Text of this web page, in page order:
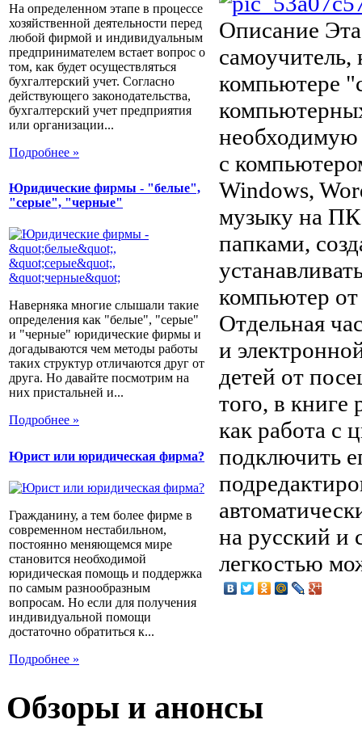
На определенном этапе в процессе
хозяйственной деятельности перед
любой фирмой и индивидуальным
предпринимателем встает вопрос о
том, как будет осуществляться
бухгалтерский учет. Согласно
действующего законодательства,
бухгалтерский учет предприятия
или организации...
Подробнее »
Юридические фирмы - "белые",
"серые", "черные"
Наверняка многие слышали такие
определения как "белые", "серые"
и "черные" юридические фирмы и
догадываются чем методы работы
таких структур отличаются друг от
друга. Но давайте посмотрим на
них пристальней и...
Подробнее »
Юрист или юридическая фирма?
Гражданину, а тем более фирме в
современном нестабильном,
постоянно меняющемся мире
становится необходимой
юридическая помощь и поддержка
по самым разнообразным
вопросам. Но если для получения
индивидуальной помощи
достаточно обратиться к...
Подробнее »
Описание
самоучитель,
компьютере
необходимую
с
Windows,
музыку на
папками,
компьютер
Отдельная
и
детей от
того, в книге
как работа с
подключить
на русский и
легкостью
Обзоры и анонсы